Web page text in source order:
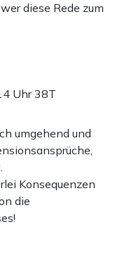
diese Rede zum
Uhr38T
umgehend und
Konsequenzen
die